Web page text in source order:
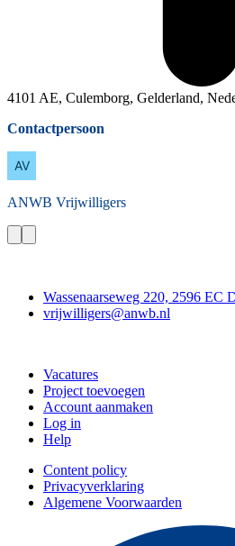
4101 AE, Culemborg, Gelderland,
Contactpersoon
ANWB Vrijwilligers
Wassenaarseweg 220, 2596 EC
vrijwilligers@anwb.nl
Vacatures
Project toevoegen
Account aanmaken
Log in
Help
Content policy
Privacyverklaring
Algemene Voorwaarden